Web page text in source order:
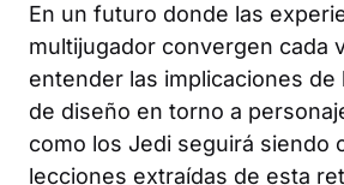
En un futuro donde las
multijugador convergen cada
entender las implicaciones de
de diseño en torno a
como los Jedi seguirá siendo
lecciones extraídas de esta